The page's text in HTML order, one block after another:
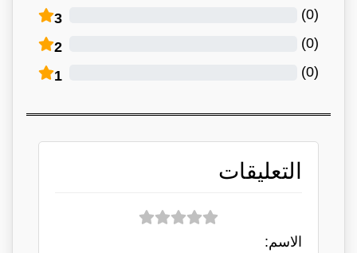
3 (
0
)
2 (
0
)
1 (
0
)
التعليقات
الاسم: